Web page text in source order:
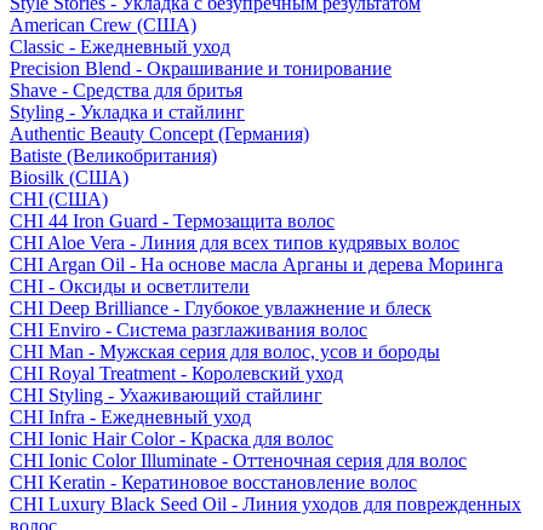
American Crew (США)
Classic - Ежедневный уход
Precision Blend - Окрашивание и тонирование
Shave - Средства для бритья
Styling - Укладка и стайлинг
Authentic Beauty Concept (Германия)
Batiste (Великобритания)
Biosilk (США)
CHI (США)
CHI 44 Iron Guard - Термозащита волос
CHI Aloe Vera - Линия для всех типов кудрявых волос
CHI Argan Oil - На основе масла Арганы и дерева Моринга
CHI - Оксиды и осветлители
CHI Deep Brilliance - Глубокое увлажнение и блеск
CHI Enviro - Система разглаживания волос
CHI Man - Мужская серия для волос, усов и бороды
CHI Royal Treatment - Королевский уход
CHI Styling - Ухаживающий стайлинг
CHI Infra - Ежедневный уход
CHI Ionic Hair Color - Краска для волос
CHI Ionic Color Illuminate - Оттеночная серия для волос
CHI Keratin - Кератиновое восстановление волос
CHI Luxury Black Seed Oil - Линия уходов для поврежденных
волос